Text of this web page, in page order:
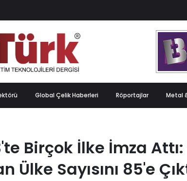
Global Çelik Haberleri Röportajlar Metal
Birçok İlke İmza
Ülke Sayısını 85'e